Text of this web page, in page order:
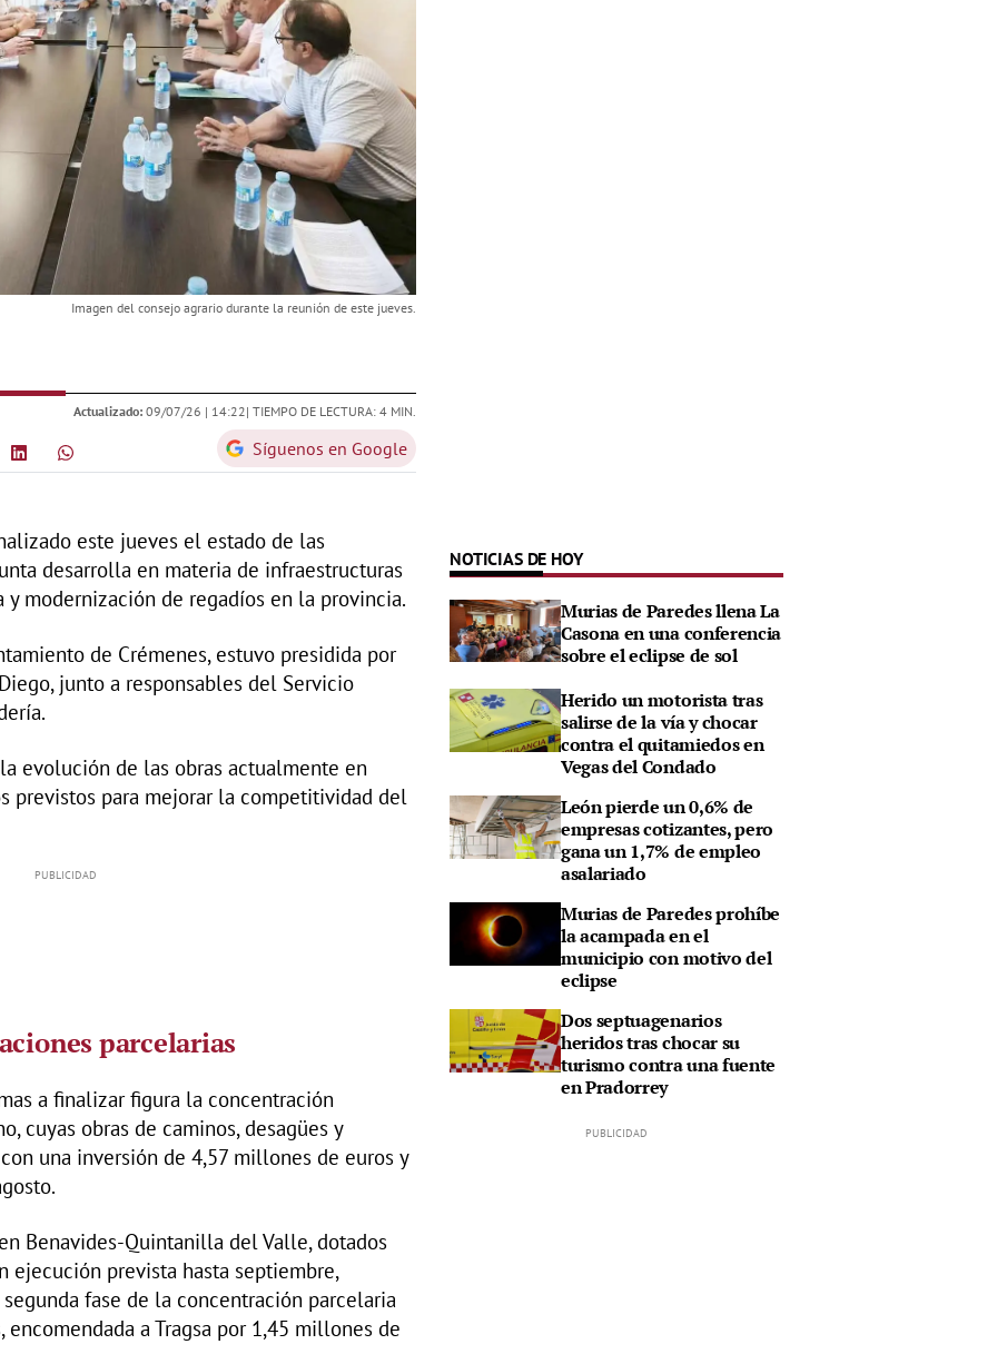
Imagen del consejo agrario durante la reunión de este jueves.
Actualizado: 09/07/26 | 14:22| TIEMPO DE LECTURA: 4 MIN.
Síguenos en Google
este jueves el estado de las
desarrolla en materia de infraestructuras
modernización de regadíos en la provincia.
de Crémenes, estuvo presidida por
junto a responsables del Servicio
evolución de las obras actualmente en
previstos para mejorar la competitividad del
parcelarias
a finalizar figura la concentración
cuyas obras de caminos, desagües y
una inversión de 4,57 millones de euros y
Benavides-Quintanilla del Valle, dotados
ejecución prevista hasta septiembre,
fase de la concentración parcelaria
a Tragsa por 1,45 millones de
NOTICIAS DE HOY
Murias de Paredes llena La
Casona en una conferencia
sobre el eclipse de sol
Herido un motorista tras
salirse de la vía y chocar
contra el quitamiedos en
Vegas del Condado
León pierde un 0,6% de
empresas cotizantes, pero
gana un 1,7% de empleo
asalariado
Murias de Paredes prohíbe
la acampada en el
municipio con motivo del
eclipse
Dos septuagenarios
heridos tras chocar su
turismo contra una fuente
en Pradorrey